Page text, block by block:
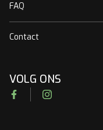
FAQ
Contact
VOLG ONS
FacebookInstagram